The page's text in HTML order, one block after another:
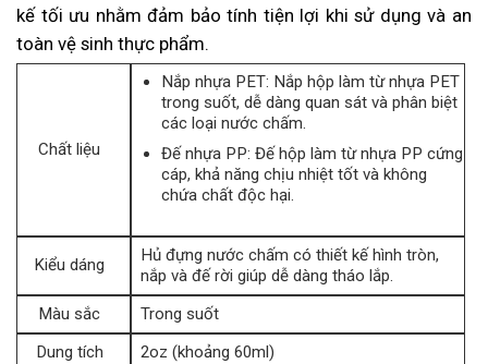
kế tối ưu nhằm đảm bảo tính tiện lợi khi sử dụng và an
toàn vệ sinh thực phẩm.
Chất liệu
Nắp nhựa PET: Nắp hộp làm từ nhựa PET
trong suốt, dễ dàng quan sát và phân biệt
các loại nước chấm.
Đế nhựa PP: Đế hộp làm từ nhựa PP cứng
cáp, khả năng chịu nhiệt tốt và không
chứa chất độc hại.
Kiểu dáng
Hủ đựng nước chấm có thiết kế hình tròn,
nắp và đế rời giúp dễ dàng tháo lắp.
Màu sắc
Trong suốt
Dung tích
2oz (khoảng 60ml)